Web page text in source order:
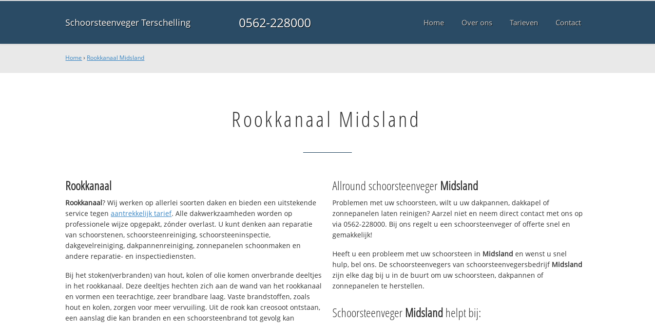
Schoorsteenveger Terschelling 0562-228000 Home Over ons Tarieven Contact
Home › Rookkanaal Midsland
Rookkanaal Midsland
Rookkanaal
Rookkanaal? Wij werken op allerlei soorten daken en bieden een uitstekende
service tegenaantrekkelijk tarief. Alle dakwerkzaamheden worden op
professionele wijze opgepakt, zónder overlast. U kunt denken aan reparatie
van schoorstenen, schoorsteenreiniging, schoorsteeninspectie,
dakgevelreiniging, dakpannenreiniging, zonnepanelen schoonmaken en
andere reparatie- en inspectiediensten.
Bij het stoken(verbranden) van hout, kolen of olie komen onverbrande deeltjes
in het rookkanaal. Deze deeltjes hechten zich aan de wand van het rookkanaal
en vormen een teerachtige, zeer brandbare laag. Vaste brandstoffen, zoals
hout en kolen, zorgen voor meer vervuiling. Uit de rook kan creosoot ontstaan,
een aanslag die kan branden en een schoorsteenbrand tot gevolg kan
Allround schoorsteenveger Midsland
Problemen met uw schoorsteen, wilt u uw dakpannen, dakkapel of
zonnepanelen laten reinigen? Aarzel niet en neem direct contact met ons op
via 0562-228000. Bij ons regelt u een schoorsteenveger of offerte snel en
gemakkelijk!
Heeft u een probleem met uw schoorsteen in Midsland en wenst u snel
hulp, bel ons. De schoorsteenvegers van schoorsteenvegersbedrijf Midsland
zijn elke dag bij u in de buurt om uw schoorsteen, dakpannen of
zonnepanelen te herstellen.
Schoorsteenveger Midslandhelpt bij: